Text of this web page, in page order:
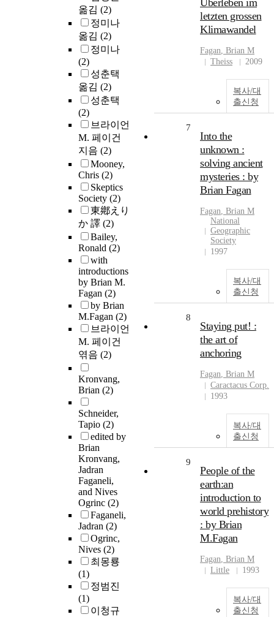
옮김 (2)
정미나
옮김 (2)
정미나
(2)
성춘택
옮김 (2)
성춘택
(2)
브라이언
M. 페이건
지음 (2)
Mooney,
Chris (2)
Skeptics
Society (2)
東鄕えり
か 譯 (2)
Bailey,
Ronald (2)
with
introductions
by Brian M.
Fagan (2)
by Brian
M.Fagan (2)
브라이언
M. 페이건
엮음 (2)
Kronvang,
Brian (2)
Schneider,
Tapio (2)
edited by
Brian
Kronvang,
Jadran
Faganeli,
and Nives
Ogrinc (2)
Faganeli,
Jadran (2)
Ogrinc,
Nives (2)
최몽룡
(1)
정범진
(1)
이청규
Überleben im
letzten grossen
Klimawandel
Fagan, Brian M
Theiss
2009
복사/대
출신청
7
Into the
unknown :
solving ancient
mysteries : by
Brian Fagan
Fagan, Brian M
National
Geographic
Society
1997
복사/대
출신청
8
Staying put! :
the art of
anchoring
Fagan, Brian M
Caractacus Corp.
1993
복사/대
출신청
9
People of the
earth:an
introduction to
world prehistory
: by Brian
M.Fagan
Fagan, Brian M
Little
1993
복사/대
출신청